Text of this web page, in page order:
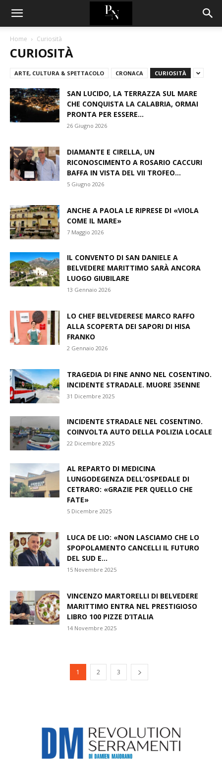
Home Curiosità
CURIOSITÀ
ARTE, CULTURA & SPETTACOLO CRONACA CURIOSITÀ
SAN LUCIDO, LA TERRAZZA SUL MARE
CHE CONQUISTA LA CALABRIA, ORMAI
PRONTA PER ESSERE...
26 Giugno 2026
DIAMANTE E CIRELLA, UN
RICONOSCIMENTO A ROSARIO CACCURI
BAFFA IN VISTA DEL VII TROFEO...
5 Giugno 2026
ANCHE A PAOLA LE RIPRESE DI «VIOLA
COME IL MARE»
7 Maggio 2026
IL CONVENTO DI SAN DANIELE A
BELVEDERE MARITTIMO SARÀ ANCORA
LUOGO GIUBILARE
13 Gennaio 2026
LO CHEF BELVEDERESE MARCO RAFFO
ALLA SCOPERTA DEI SAPORI DI HISA
FRANKO
2 Gennaio 2026
TRAGEDIA DI FINE ANNO NEL COSENTINO.
INCIDENTE STRADALE. MUORE 35ENNE
31 Dicembre 2025
INCIDENTE STRADALE NEL COSENTINO.
COINVOLTA AUTO DELLA POLIZIA LOCALE
22 Dicembre 2025
AL REPARTO DI MEDICINA
LUNGODEGENZA DELL’OSPEDALE DI
CETRARO: «GRAZIE PER QUELLO CHE
FATE»
5 Dicembre 2025
LUCA DE LIO: «NON LASCIAMO CHE LO
SPOPOLAMENTO CANCELLI IL FUTURO
DEL SUD E...
15 Novembre 2025
VINCENZO MARTORELLI DI BELVEDERE
MARITTIMO ENTRA NEL PRESTIGIOSO
LIBRO 100 PIZZE D’ITALIA
14 Novembre 2025
1 2 3